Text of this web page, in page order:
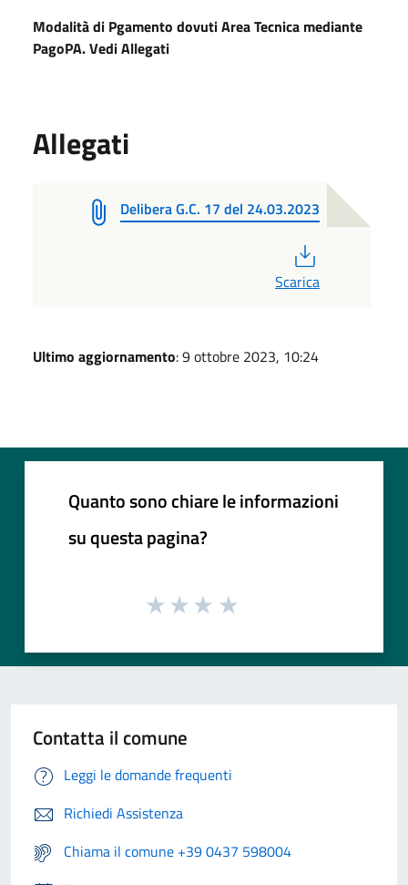
Modalità di Pgamento dovuti Area Tecnica mediante
PagoPA. Vedi Allegati
Allegati
Delibera G.C. 17 del 24.03.2023
Scarica
Ultimo aggiornamento: 9 ottobre 2023, 10:24
Quanto sono chiare le informazioni
su questa pagina?
Contatta il comune
Leggi le domande frequenti
Richiedi Assistenza
Chiama il comune +39 0437 598004